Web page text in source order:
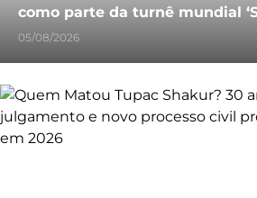
como parte da turnê mundial
05/08/2026